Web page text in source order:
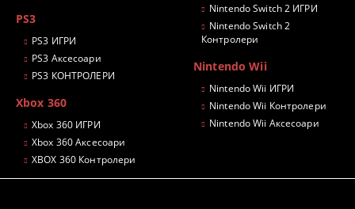
PS3
PS3 ИГРИ
PS3 Аксесоари
PS3 КОНТРОЛЕРИ
Xbox 360
Xbox 360 ИГРИ
Xbox 360 Аксесоари
XBOX 360 Контролери
Nintendo Switch 2 ИГРИ
Nintendo Switch 2
Контролери
Nintendo Wii
Nintendo Wii ИГРИ
Nintendo Wii Контролери
Nintendo Wii Аксесоари